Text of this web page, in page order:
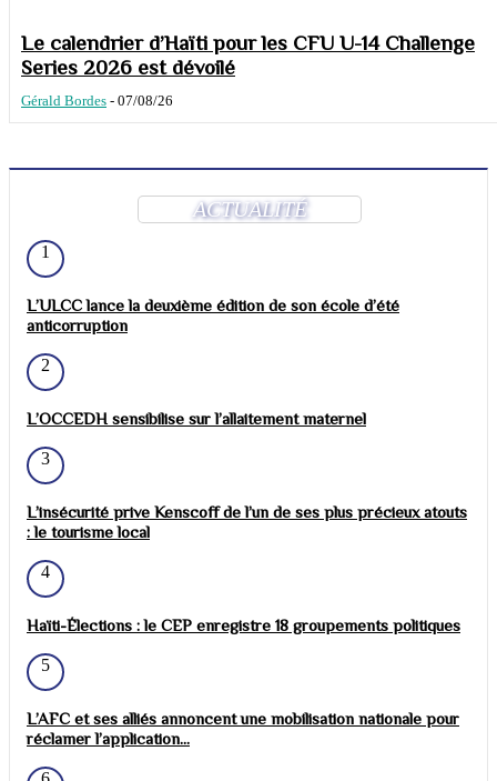
Le calendrier d’Haïti pour les CFU U-14 Challenge
Series 2026 est dévoilé
Gérald Bordes - 07/08/26
ACTUALITÉ
1
L’ULCC lance la deuxième édition de son école d’été
anticorruption
2
L’OCCEDH sensibilise sur l’allaitement maternel
3
L’insécurité prive Kenscoff de l’un de ses plus précieux atouts
: le tourisme local
4
Haïti-Élections : le CEP enregistre 18 groupements politiques
5
L’AFC et ses alliés annoncent une mobilisation nationale pour
réclamer l’application...